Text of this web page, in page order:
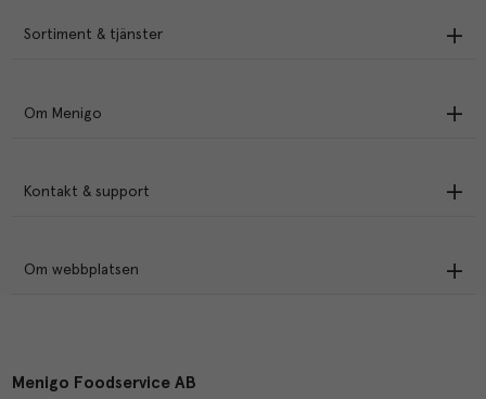
Sortiment & tjänster
Om Menigo
Kontakt & support
Om webbplatsen
Menigo Foodservice AB